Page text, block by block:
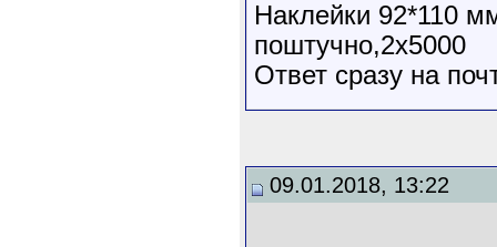
Наклейки 92*110
поштучно,2х5000
Ответ сразу на
09.01.2018, 13:22